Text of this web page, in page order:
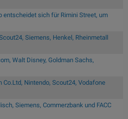
entscheidet sich für Rimini Street, um
Siemens, Henkel, Rheinmetall
Walt Disney, Goldman Sachs,
Co.Ltd, Nintendo, Scout24, Vodafone
Siemens, Commerzbank und FACC